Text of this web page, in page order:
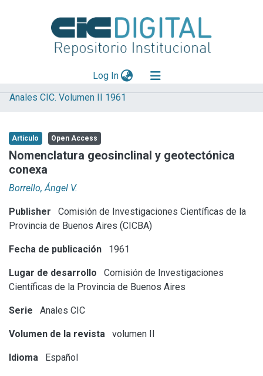
Log In(current)
Explorar
Aportar material
Statistics
Anales CIC. Volumen II 1961
Artículo Open Access
Nomenclatura geosinclinal y geotectónica
conexa
Borrello, Ángel V.
Publisher
Comisión de Investigaciones Científicas de la
Provincia de Buenos Aires (CICBA)
Fecha de publicación 1961
Lugar de desarrollo
Comisión de Investigaciones
Científicas de la Provincia de Buenos Aires
Serie Anales CIC
Volumen de la revista volumen II
Idioma Español